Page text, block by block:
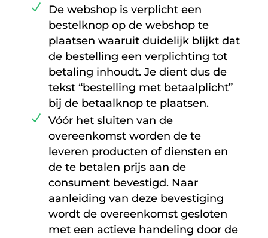
De webshop is verplicht een
bestelknop op de webshop te
plaatsen waaruit duidelijk blijkt dat
de bestelling een verplichting tot
betaling inhoudt. Je dient dus de
tekst “bestelling met betaalplicht”
bij de betaalknop te plaatsen.
Vóór het sluiten van de
overeenkomst worden de te
leveren producten of diensten en
de te betalen prijs aan de
consument bevestigd. Naar
aanleiding van deze bevestiging
wordt de overeenkomst gesloten
met een actieve handeling door de